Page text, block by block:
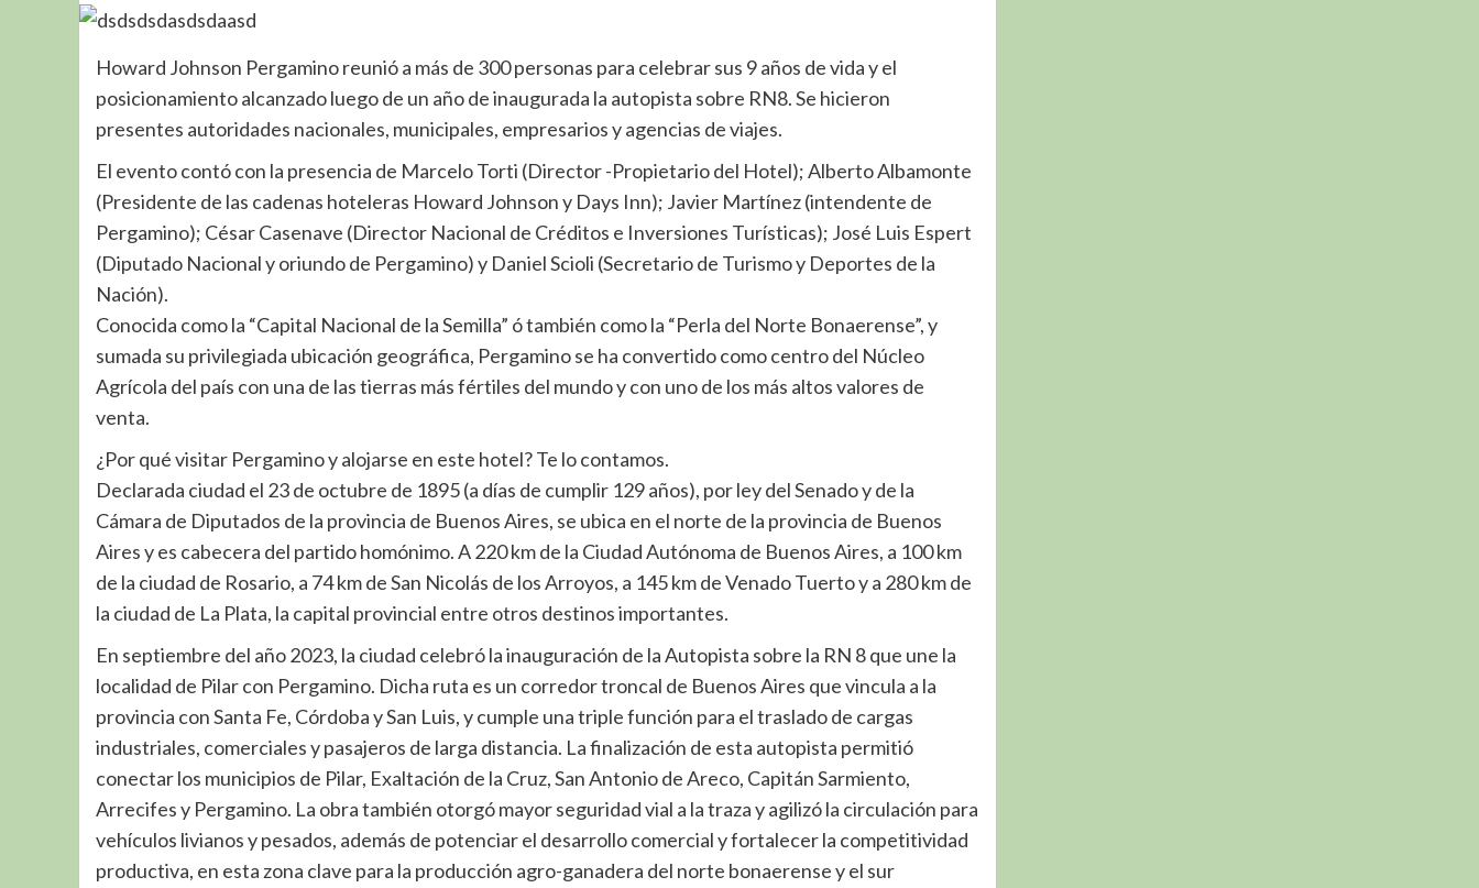
Howard Johnson Pergamino reunió a más de 300 personas para celebrar sus 9 años de vida y el
posicionamiento alcanzado luego de un año de inaugurada la autopista sobre RN8. Se hicieron
presentes autoridades nacionales, municipales, empresarios y agencias de viajes.
El evento contó con la presencia de Marcelo Torti (Director -Propietario del Hotel); Alberto Albamonte
(Presidente de las cadenas hoteleras Howard Johnson y Days Inn); Javier Martínez (intendente de
Pergamino); César Casenave (Director Nacional de Créditos e Inversiones Turísticas); José Luis Espert
(Diputado Nacional y oriundo de Pergamino) y Daniel Scioli (Secretario de Turismo y Deportes de la
Nación).
Conocida como la “Capital Nacional de la Semilla” ó también como la “Perla del Norte Bonaerense”, y
sumada su privilegiada ubicación geográfica, Pergamino se ha convertido como centro del Núcleo
Agrícola del país con una de las tierras más fértiles del mundo y con uno de los más altos valores de
venta.
¿Por qué visitar Pergamino y alojarse en este hotel? Te lo contamos.
Declarada ciudad el 23 de octubre de 1895 (a días de cumplir 129 años), por ley del Senado y de la
Cámara de Diputados de la provincia de Buenos Aires, se ubica en el norte de la provincia de Buenos
Aires y es cabecera del partido homónimo. A 220 km de la Ciudad Autónoma de Buenos Aires, a 100 km
de la ciudad de Rosario, a 74 km de San Nicolás de los Arroyos, a 145 km de Venado Tuerto y a 280 km de
la ciudad de La Plata, la capital provincial entre otros destinos importantes.
En septiembre del año 2023, la ciudad celebró la inauguración de la Autopista sobre la RN 8 que une la
localidad de Pilar con Pergamino. Dicha ruta es un corredor troncal de Buenos Aires que vincula a la
provincia con Santa Fe, Córdoba y San Luis, y cumple una triple función para el traslado de cargas
industriales, comerciales y pasajeros de larga distancia. La finalización de esta autopista permitió
conectar los municipios de Pilar, Exaltación de la Cruz, San Antonio de Areco, Capitán Sarmiento,
Arrecifes y Pergamino. La obra también otorgó mayor seguridad vial a la traza y agilizó la circulación para
vehículos livianos y pesados, además de potenciar el desarrollo comercial y fortalecer la competitividad
productiva, en esta zona clave para la producción agro-ganadera del norte bonaerense y el sur